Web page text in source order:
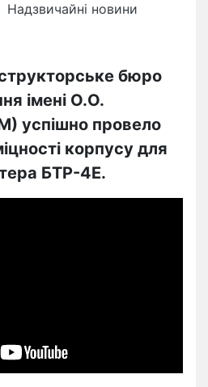
Надзвичайні новини
бюро
імені О.О.
успішно провело
корпусу для
БТР-4Е.